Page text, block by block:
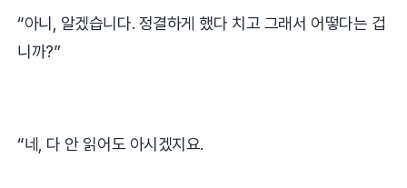
“아니 알겠습니다. 정결하게 했다 치고 그래서 어떻다는 겁
니까?”
“네 다 안 읽어도 아시겠지요.